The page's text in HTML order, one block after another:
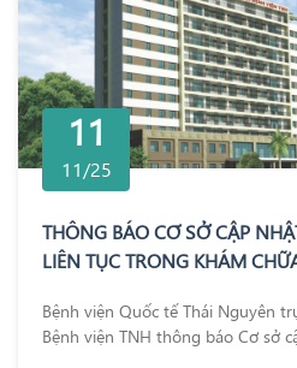
11
11/25
THÔNG BÁO CƠ SỞ CẬP
LIÊN TỤC TRONG KHÁM
Bệnh viện Quốc tế Thái Nguyên
Bệnh viện TNH thông báo Cơ sở